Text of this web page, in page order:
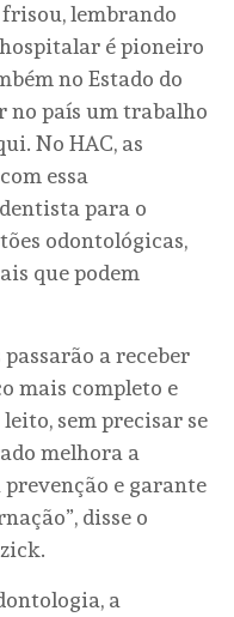
lembrando
é pioneiro
no Estado do
no país um trabalho
No HAC, as
essa
para o
odontológicas,
que podem
a receber
mais completo e
sem precisar se
melhora a
e garante
disse o
a